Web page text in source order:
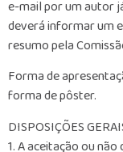
e-mail por um autor
deverá informar um
resumo pela
Forma de
forma de pôster.
DISPOSIÇÕES
1. A aceitação ou